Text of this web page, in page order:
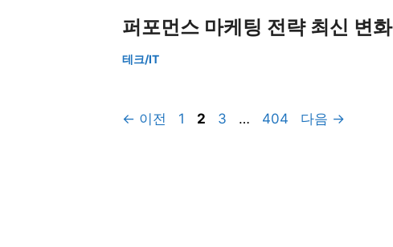
퍼포먼스 마케팅 전략 최신 변화
테크/IT
← 이전
페
1
페
2
페
3 …
페
404 다음 →